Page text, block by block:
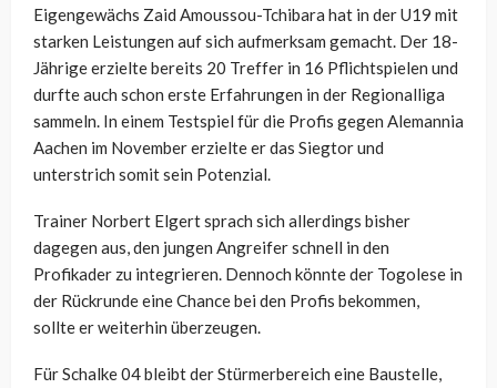
Eigengewächs Zaid Amoussou-Tchibara hat in der U19 mit
starken Leistungen auf sich aufmerksam gemacht. Der 18-
Jährige erzielte bereits 20 Treffer in 16 Pflichtspielen und
durfte auch schon erste Erfahrungen in der Regionalliga
sammeln. In einem Testspiel für die Profis gegen Alemannia
Aachen im November erzielte er das Siegtor und
unterstrich somit sein Potenzial.
Trainer Norbert Elgert sprach sich allerdings bisher
dagegen aus, den jungen Angreifer schnell in den
Profikader zu integrieren. Dennoch könnte der Togolese in
der Rückrunde eine Chance bei den Profis bekommen,
sollte er weiterhin überzeugen.
Für Schalke 04 bleibt der Stürmerbereich eine Baustelle,